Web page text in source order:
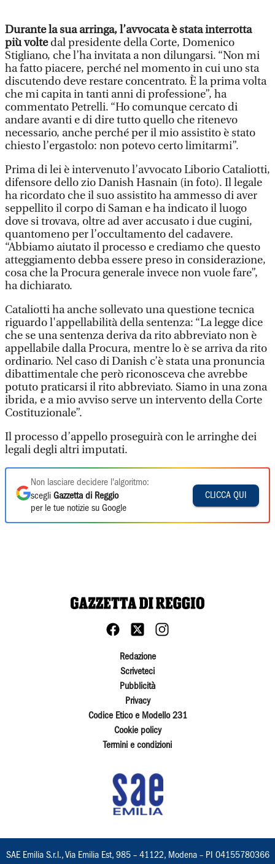
Durante la sua arringa, l’avvocata è stata interrotta
più voltedal presidente della Corte, Domenico
Stigliano, che l’ha invitata a non dilungarsi. “Non mi
ha fatto piacere, perché nel momento in cui uno sta
discutendo deve restare concentrato. È la prima volta
che mi capita in tanti anni di professione”, ha
commentato Petrelli. “Ho comunque cercato di
andare avanti e di dire tutto quello che ritenevo
necessario, anche perché per il mio assistito è stato
chiesto l’ergastolo: non potevo certo limitarmi”.
Prima di lei è intervenuto l’avvocato Liborio Cataliotti,
difensore dello zio Danish Hasnain (in foto). Il legale
ha ricordato che il suo assistito ha ammesso di aver
seppellito il corpo di Saman e ha indicato il luogo
dove si trovava, oltre ad aver accusato i due cugini,
quantomeno per l’occultamento del cadavere.
“Abbiamo aiutato il processo e crediamo che questo
atteggiamento debba essere preso in considerazione,
cosa che la Procura generale invece non vuole fare”,
ha dichiarato.
Cataliotti ha anche sollevato una questione tecnica
riguardo l'appellabilità della sentenza: “La legge dice
che se una sentenza deriva da rito abbreviato non è
appellabile dalla Procura, mentre lo è se arriva da rito
ordinario. Nel caso di Danish c’è stata una pronuncia
dibattimentale che però riconosceva che avrebbe
potuto praticarsi il rito abbreviato. Siamo in una zona
ibrida, e a mio avviso serve un intervento della Corte
Costituzionale”.
Il processo d’appello proseguirà con le arringhe dei
legali degli altri imputati.
Non lasciare decidere l'algoritmo:
scegli Gazzetta di Reggio
per le tue notizie su Google
CLICCA QUI
Redazione
Scriveteci
Pubblicità
Privacy
Codice Etico e Modello 231
Cookie policy
Termini e condizioni
SAE Emilia S.r.l., Via Emilia Est, 985 – 41122, Modena – PI 04155780366